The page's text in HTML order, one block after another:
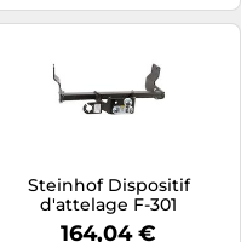
Steinhof Dispositif
d'attelage F-301
164,04 €